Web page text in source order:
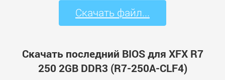
Скачать файл...
Скачать последний BIOS для XFX R7
250 2GB DDR3 (R7-250A-CLF4)